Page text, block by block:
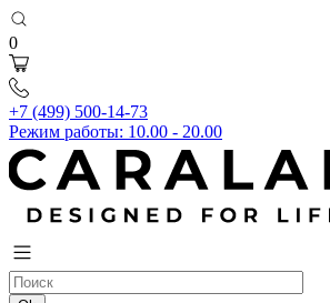
0
+7 (499) 500-14-73
Режим работы: 10.00 - 20.00